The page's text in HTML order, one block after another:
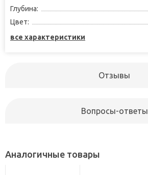
Глубина:
Цвет:
все характеристики
Отзывы
Вопросы-ответы
Аналогичные товары